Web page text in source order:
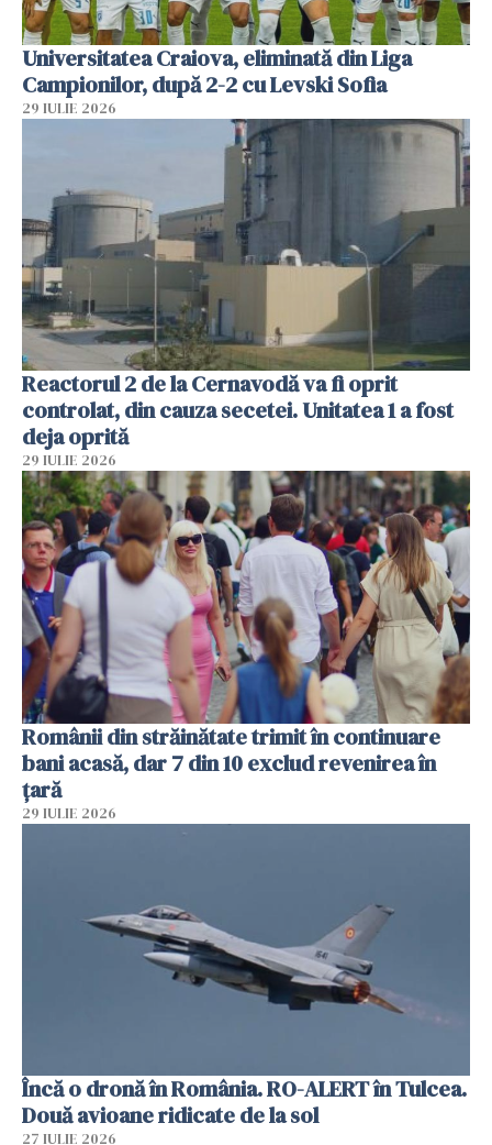
Universitatea Craiova, eliminată din Liga
Campionilor, după 2-2 cu Levski Sofia
29 IULIE 2026
Reactorul 2 de la Cernavodă va fi oprit
controlat, din cauza secetei. Unitatea 1 a fost
deja oprită
29 IULIE 2026
Românii din străinătate trimit în continuare
bani acasă, dar 7 din 10 exclud revenirea în
țară
29 IULIE 2026
Încă o dronă în România. RO-ALERT în Tulcea.
Două avioane ridicate de la sol
27 IULIE 2026